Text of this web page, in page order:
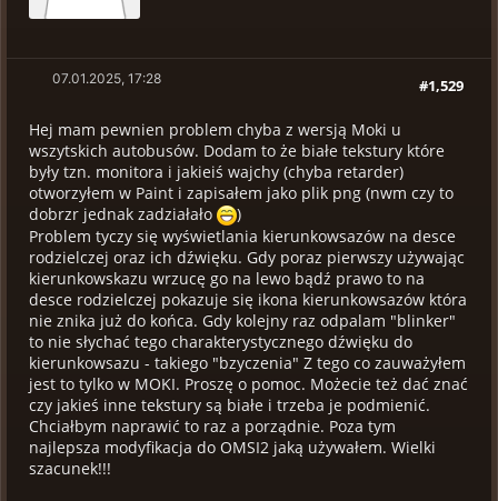
#1,529
07.01.2025, 17:28
Hej mam pewnien problem chyba z wersją Moki u
wszytskich autobusów. Dodam to że białe tekstury które
były tzn. monitora i jakieiś wajchy (chyba retarder)
otworzyłem w Paint i zapisałem jako plik png (nwm czy to
dobrzr jednak zadziałało
)
Problem tyczy się wyświetlania kierunkowsazów na desce
rodzielczej oraz ich dźwięku. Gdy poraz pierwszy używając
kierunkowskazu wrzucę go na lewo bądź prawo to na
desce rodzielczej pokazuje się ikona kierunkowsazów która
nie znika już do końca. Gdy kolejny raz odpalam "blinker"
to nie słychać tego charakterystycznego dźwięku do
kierunkowsazu - takiego "bzyczenia" Z tego co zauważyłem
jest to tylko w MOKI. Proszę o pomoc. Możecie też dać znać
czy jakieś inne tekstury są białe i trzeba je podmienić.
Chciałbym naprawić to raz a porządnie. Poza tym
najlepsza modyfikacja do OMSI2 jaką używałem. Wielki
szacunek!!!